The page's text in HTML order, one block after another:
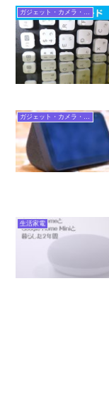
ガジェット・カメラ・通信
ガジェット・カメラ・通信
生活家電